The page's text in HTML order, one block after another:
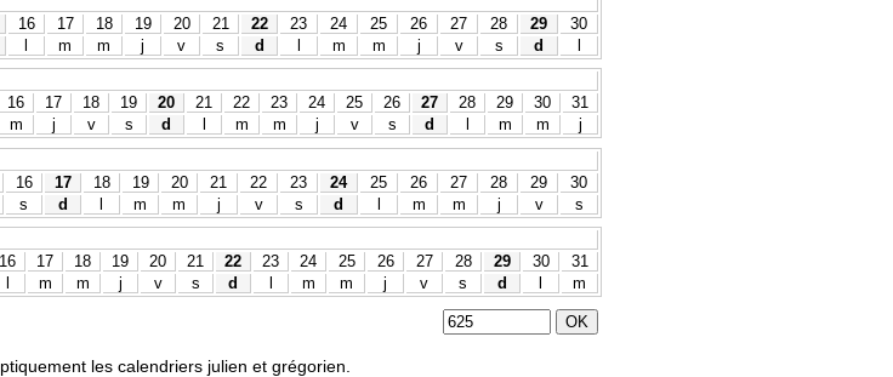
16 17 18 19 20 21 22 23 24 25 26 27 28 29
30
m m j v s d m m j v s d
16 17 18 19 20 21 22 23 24 25 26 27 28 29 30
31
m j v s d m m j v s d m m
j
16 17 18 19 20 21 22 23 24 25 26 27 28 29
30
s d l m m j v s d l m m j v
s
16 17 18 19 20 21 22 23 24 25 26 27 28 29 30
31
l m m j v s d l m m j v s d l
m
les calendriers julien et grégorien.